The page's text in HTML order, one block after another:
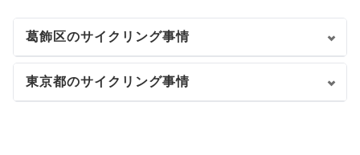
葛飾区のサイクリング事情
東京都のサイクリング事情